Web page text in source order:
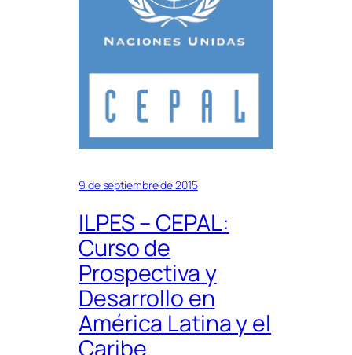
9 de septiembre de 2015
ILPES – CEPAL:
Curso de
Prospectiva y
Desarrollo en
América Latina y el
Caribe